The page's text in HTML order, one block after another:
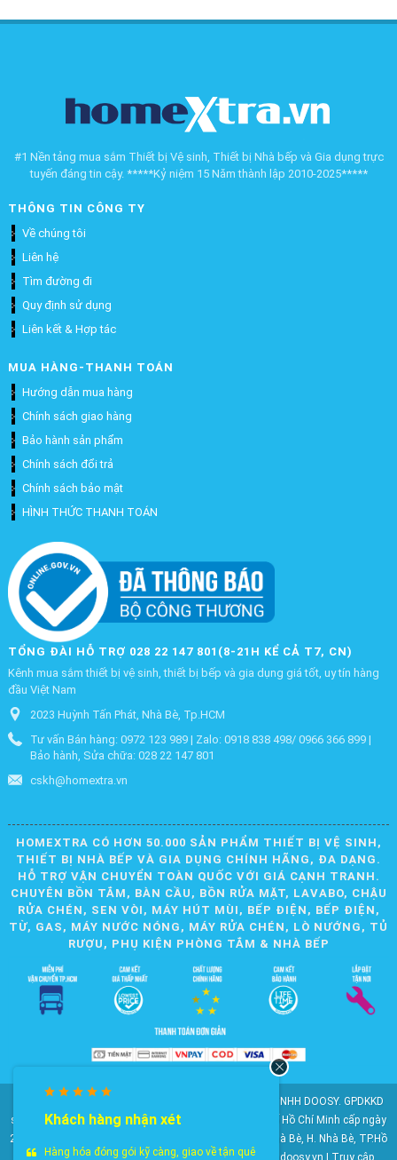
#1 Nền tảng mua sắm Thiết bị Vệ sinh, Thiết bị Nhà bếp và Gia dụng trực
tuyến đáng tin cậy. *****Kỷ niệm 15 Năm thành lập 2010-2025*****
THÔNG TIN CÔNG TY
Về chúng tôi
Liên hệ
Tìm đường đi
Quy định sử dụng
Liên kết & Hợp tác
MUA HÀNG-THANH TOÁN
Hướng dẫn mua hàng
Chính sách giao hàng
Bảo hành sản phẩm
Chính sách đổi trả
Chính sách bảo mật
HÌNH THỨC THANH TOÁN
TỔNG ĐÀI HỖ TRỢ 028 22 147 801(8-21H KỂ CẢ T7, CN)
Kênh mua sắm thiết bị vệ sinh, thiết bị bếp và gia dụng giá tốt, uy tín hàng
đầu Việt Nam
2023 Huỳnh Tấn Phát, Nhà Bè, Tp.HCM
Tư vấn Bán hàng: 0972 123 989 | Zalo: 0918 838 498/ 0966 366 899 |
Bảo hành, Sửa chữa: 028 22 147 801
cskh@homextra.vn
HOMEXTRA CÓ HƠN 50.000 SẢN PHẨM THIẾT BỊ VỆ SINH,
THIẾT BỊ NHÀ BẾP VÀ GIA DỤNG CHÍNH HÃNG, ĐA DẠNG.
HỖ TRỢ VẬN CHUYỂN TOÀN QUỐC VỚI GIÁ CẠNH TRANH.
CHUYÊN BỒN TẮM, BÀN CẦU, BỒN RỬA MẶT, LAVABO, CHẬU
RỬA CHÉN, SEN VÒI, MÁY HÚT MÙI, BẾP ĐIỆN, BẾP ĐIỆN,
TỪ, GAS, MÁY NƯỚC NÓNG, MÁY RỬA CHÉN, LÒ NƯỚNG, TỦ
RƯỢU, PHỤ KIỆN PHÒNG TẮM & NHÀ BẾP
© 2010-2025 Bản quyền nội dung thuộc về CÔNG TY TNHH DOOSY. GPDKKD
số: 0311.807.893 do Sở Kế hoạch và Đầu tư Thành phố Hồ Chí Minh cấp ngày
28/05/2012. Địa chỉ: 2023 Huỳnh Tấn Phát, KP6, TT. Nhà Bè, H. Nhà Bè, TP.Hồ
Chí Minh. Điện thoại: 028 22 147 801. Email: doosy@doosy.vn | Truy cập
Khách hàng nhận xét
Hàng hóa đóng gói kỹ càng, giao về tận quê